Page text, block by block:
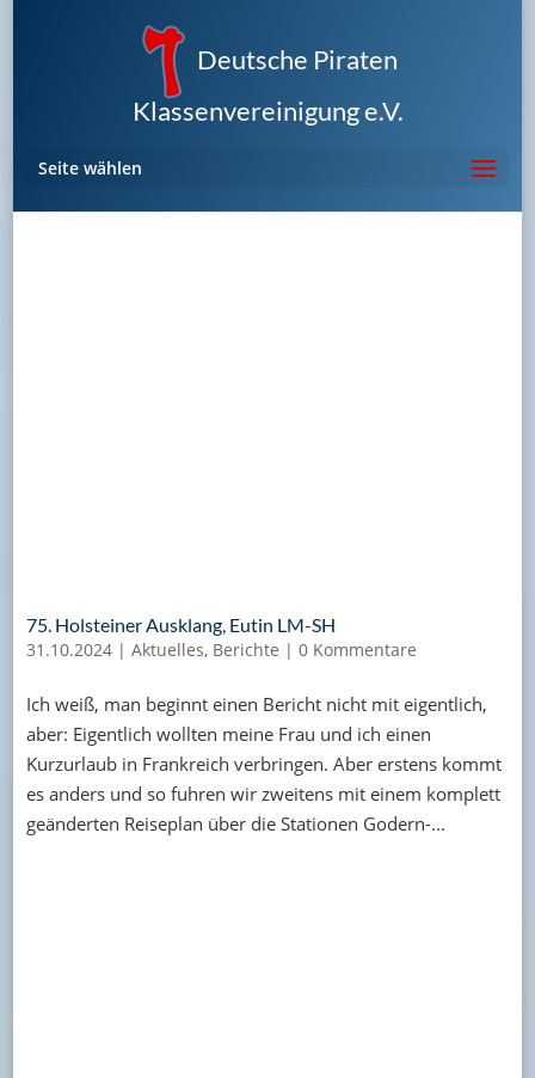
Deutsche Piraten
Klassenvereinigung e.V.
Seite wählen
75. Holsteiner Ausklang, Eutin LM-SH
31.10.2024| Aktuelles, Berichte | 0 Kommentare
Ich weiß, man beginnt einen Bericht nicht mit eigentlich,
aber: Eigentlich wollten meine Frau und ich einen
Kurzurlaub in Frankreich verbringen. Aber erstens kommt
es anders und so fuhren wir zweitens mit einem komplett
geänderten Reiseplan über die Stationen Godern-...